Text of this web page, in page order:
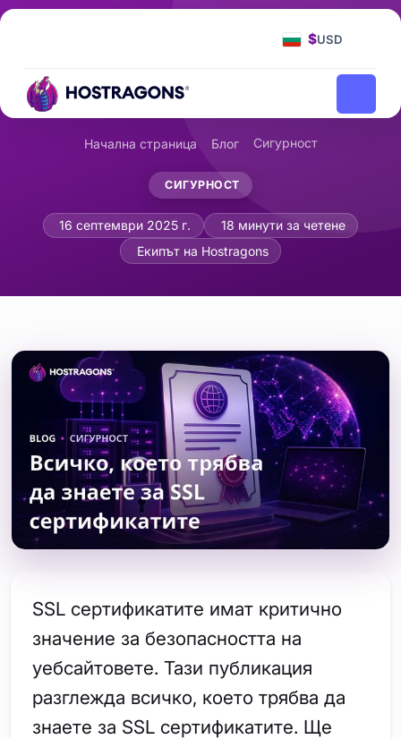
$USD
Начална страница Блог Сигурност
СИГУРНОСТ
Всичко, което трябва да знаете за
16 септември 2025 г.
18 минути за четене
Екипът на Hostragons
SSL сертификатите имат критично
значение за безопасността на
уебсайтовете. Тази публикация
разглежда всичко, което трябва да
знаете за SSL сертификатите. Ще